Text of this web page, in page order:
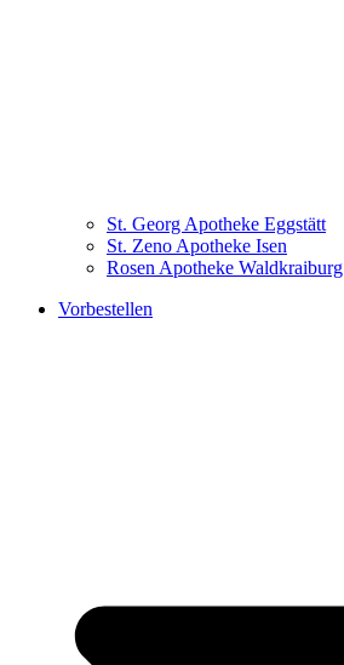
St. Georg Apotheke Eggstätt
St. Zeno Apotheke Isen
Rosen Apotheke Waldkraiburg
Vorbestellen